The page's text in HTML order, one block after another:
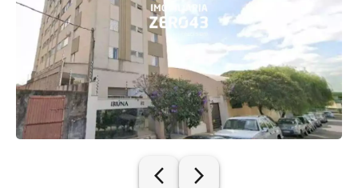
arrow_back_ios_new arrow_forward_ios